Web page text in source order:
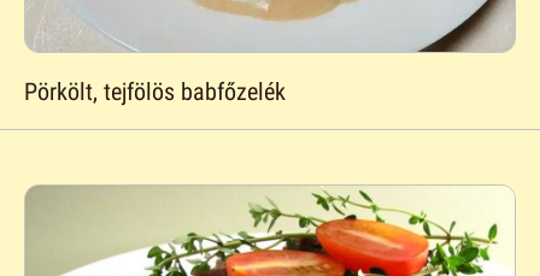
Pörkölt, tejfölös babfőzelék